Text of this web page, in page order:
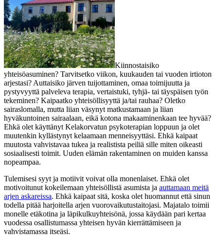
Kiinnostaisiko
yhteisöasuminen? Tarvitsetko viikon, kuukauden tai vuoden irtioton
arjestasi? Auttaisiko järven tuijottaminen, omaa toimijuutta ja
pystyvyyttä palveleva terapia, vertaistuki, tyhjä- tai täyspäisen työn
tekeminen? Kaipaatko yhteisöllisyyttä ja/tai rauhaa? Oletko
sairaslomalla, mutta liian väsynyt matkustamaan ja liian
hyväkuntoinen sairaalaan, eikä kotona makaaminenkaan tee hyvää?
Ehkä olet käyttänyt Kelakorvatun psykoterapian loppuun ja olet
muutenkin kyllästynyt kelaamaan menneisyyttäsi. Ehkä kaipaat
muutosta vahvistavaa tukea ja realistista peiliä sille miten oikeasti
sosiaalisesti toimit. Uuden elämän rakentaminen on muiden kanssa
nopeampaa.
Tulemisesi syyt ja motiivit voivat olla monenlaiset. Ehkä olet
motivoitunut kokeilemaan yhteisöllistä asumista ja auttamaan meitä
arjen askareissa. Ehkä kaipaat sitä, koska olet huomannut että sinun
todella pitää harjoitella arjen vuorovaikutustaitojasi. Majatalo toimii
monelle etäkotina ja läpikulkuyhteisönä, jossa käydään pari kertaa
vuodessa osallistumassa yhteisen hyvän kierrättämiseen ja
vahvistamassa itseäsi.